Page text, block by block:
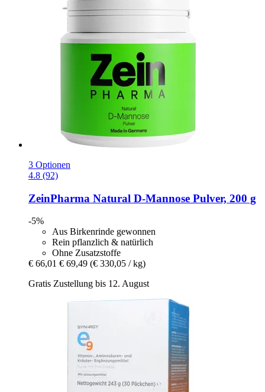
3 Optionen
4.8 (92)
ZeinPharma Natural D-​Mannose Pulver, 200 g
-5%
Aus Birkenrinde gewonnen
Rein pflanzlich & natürlich
Ohne Zusatzstoffe
€ 66,01 € 69,49 (€ 330,05 / kg)
Gratis Zustellung bis 12. August